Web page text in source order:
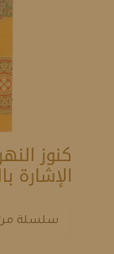
كنوز
الإشارة
سلسلة من